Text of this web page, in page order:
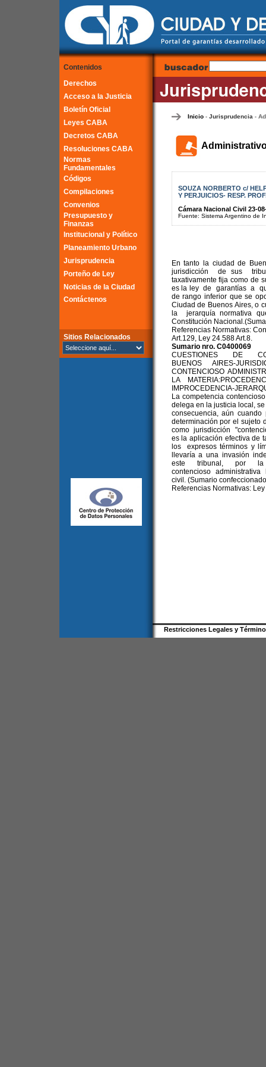
Contenidos
Derechos
Acceso a la Justicia
Boletín Oficial
Leyes CABA
Decretos CABA
Resoluciones CABA
Normas
Fundamentales
Códigos
Compilaciones
Convenios
Presupuesto y
Finanzas
Institucional y Político
Planeamiento Urbano
Jurisprudencia
Porteño de Ley
Noticias de la Ciudad
Contáctenos
Sitios Relacionados
Inicio- Jurisprudencia-
SOUZA NORBERTO c/
Y PERJUICIOS- RESP.
Cámara Nacional Civil 23-
Fuente: Sistema Argentino de
En tanto la ciudad de
jurisdicción de sus
taxativamente fija como
es la ley de garantías a
de rango inferior que se
Ciudad de Buenos Aires, o
la jerarquía
Constitución
Referencias Normativas:
Art.129, Ley 24.588 Art.8.
Sumario nro. C0400069
CUESTIONES DE
BUENOS AIRES-
CONTENCIOSO
LA
IMPROCEDENCIA-
La competencia
delega en la justicia local,
consecuencia, aún
determinación por el
como jurisdicción
es la aplicación efectiva
los expresos términos y
llevaría a una invasión
este tribunal, por
contencioso
civil. (Sumario
Referencias Normativas:
Restricciones Legales y